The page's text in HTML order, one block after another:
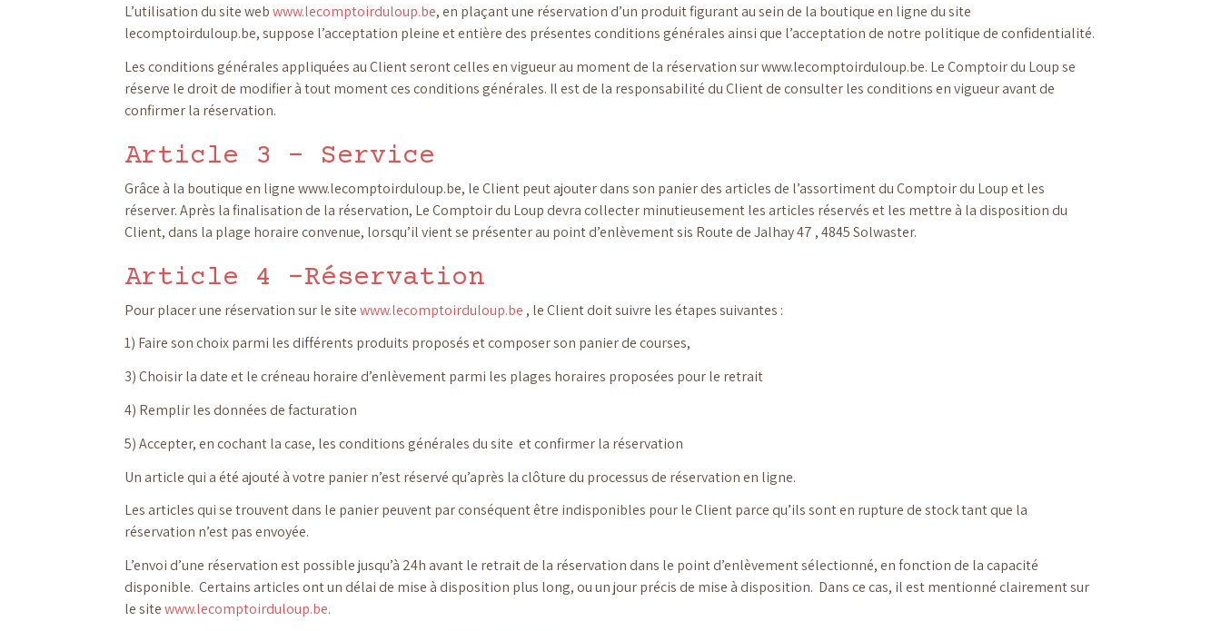
L’utilisation du site webwww.lecomptoirduloup.be, en plaçant une réservation d’un produit figurant au sein de la boutique en ligne du site
lecomptoirduloup.be, suppose l’acceptation pleine et entière des présentes conditions générales ainsi que l’acceptation de notre politique de confidentialité.
Les conditions générales appliquées au Client seront celles en vigueur au moment de la réservation sur www.lecomptoirduloup.be. Le Comptoir du Loup se
réserve le droit de modifier à tout moment ces conditions générales. Il est de la responsabilité du Client de consulter les conditions en vigueur avant de
confirmer la réservation.
Article 3 – Service
Grâce à la boutique en ligne www.lecomptoirduloup.be, le Client peut ajouter dans son panier des articles de l’assortiment du Comptoir du Loup et les
réserver. Après la finalisation de la réservation, Le Comptoir du Loup devra collecter minutieusement les articles réservés et les mettre à la disposition du
Client, dans la plage horaire convenue, lorsqu’il vient se présenter au point d’enlèvement sis Route de Jalhay 47 , 4845 Solwaster.
Article 4 –Réservation
Pour placer une réservation sur le sitewww.lecomptoirduloup.be , le Client doit suivre les étapes suivantes :
1) Faire son choix parmi les différents produits proposés et composer son panier de courses,
3) Choisir la date et le créneau horaire d’enlèvement parmi les plages horaires proposées pour le retrait
4) Remplir les données de facturation
5) Accepter, en cochant la case, les conditions générales du site et confirmer la réservation
Un article qui a été ajouté à votre panier n’est réservé qu’après la clôture du processus de réservation en ligne.
Les articles qui se trouvent dans le panier peuvent par conséquent être indisponibles pour le Client parce qu’ils sont en rupture de stock tant que la
réservation n’est pas envoyée.
L’envoi d’une réservation est possible jusqu’à 24h avant le retrait de la réservation dans le point d’enlèvement sélectionné, en fonction de la capacité
disponible. Certains articles ont un délai de mise à disposition plus long, ou un jour précis de mise à disposition. Dans ce cas, il est mentionné clairement sur
le sitewww.lecomptoirduloup.be.